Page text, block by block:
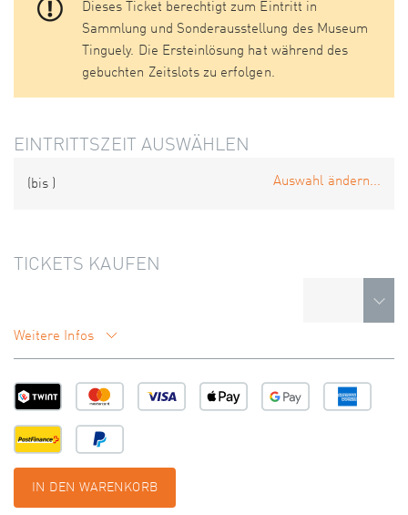
Dieses Ticket berechtigt zum Eintritt in
Sammlung und Sonderausstellung des Museum
Tinguely. Die Ersteinlösung hat während des
gebuchten Zeitslots zu erfolgen.
EINTRITTSZEIT AUSWÄHLEN
(bis ) Auswahl ändern...
TICKETS KAUFEN
Weitere Infos
IN DEN WARENKORB